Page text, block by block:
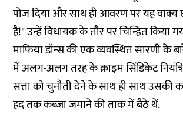
पोज दिया और साथ ही आवरण पर यह वाक्य
है!" उन्हें विधायक के तौर पर चिन्हित किया
माफिया डॉन्स की एक व्यवस्थित सारणी के
में अलग-अलग तरह के क्राइम सिंडिकेट
सत्ता को चुनौती देने के साथ ही साथ उसकी
हद तक कब्जा जमाने की ताक में बैठे थें.